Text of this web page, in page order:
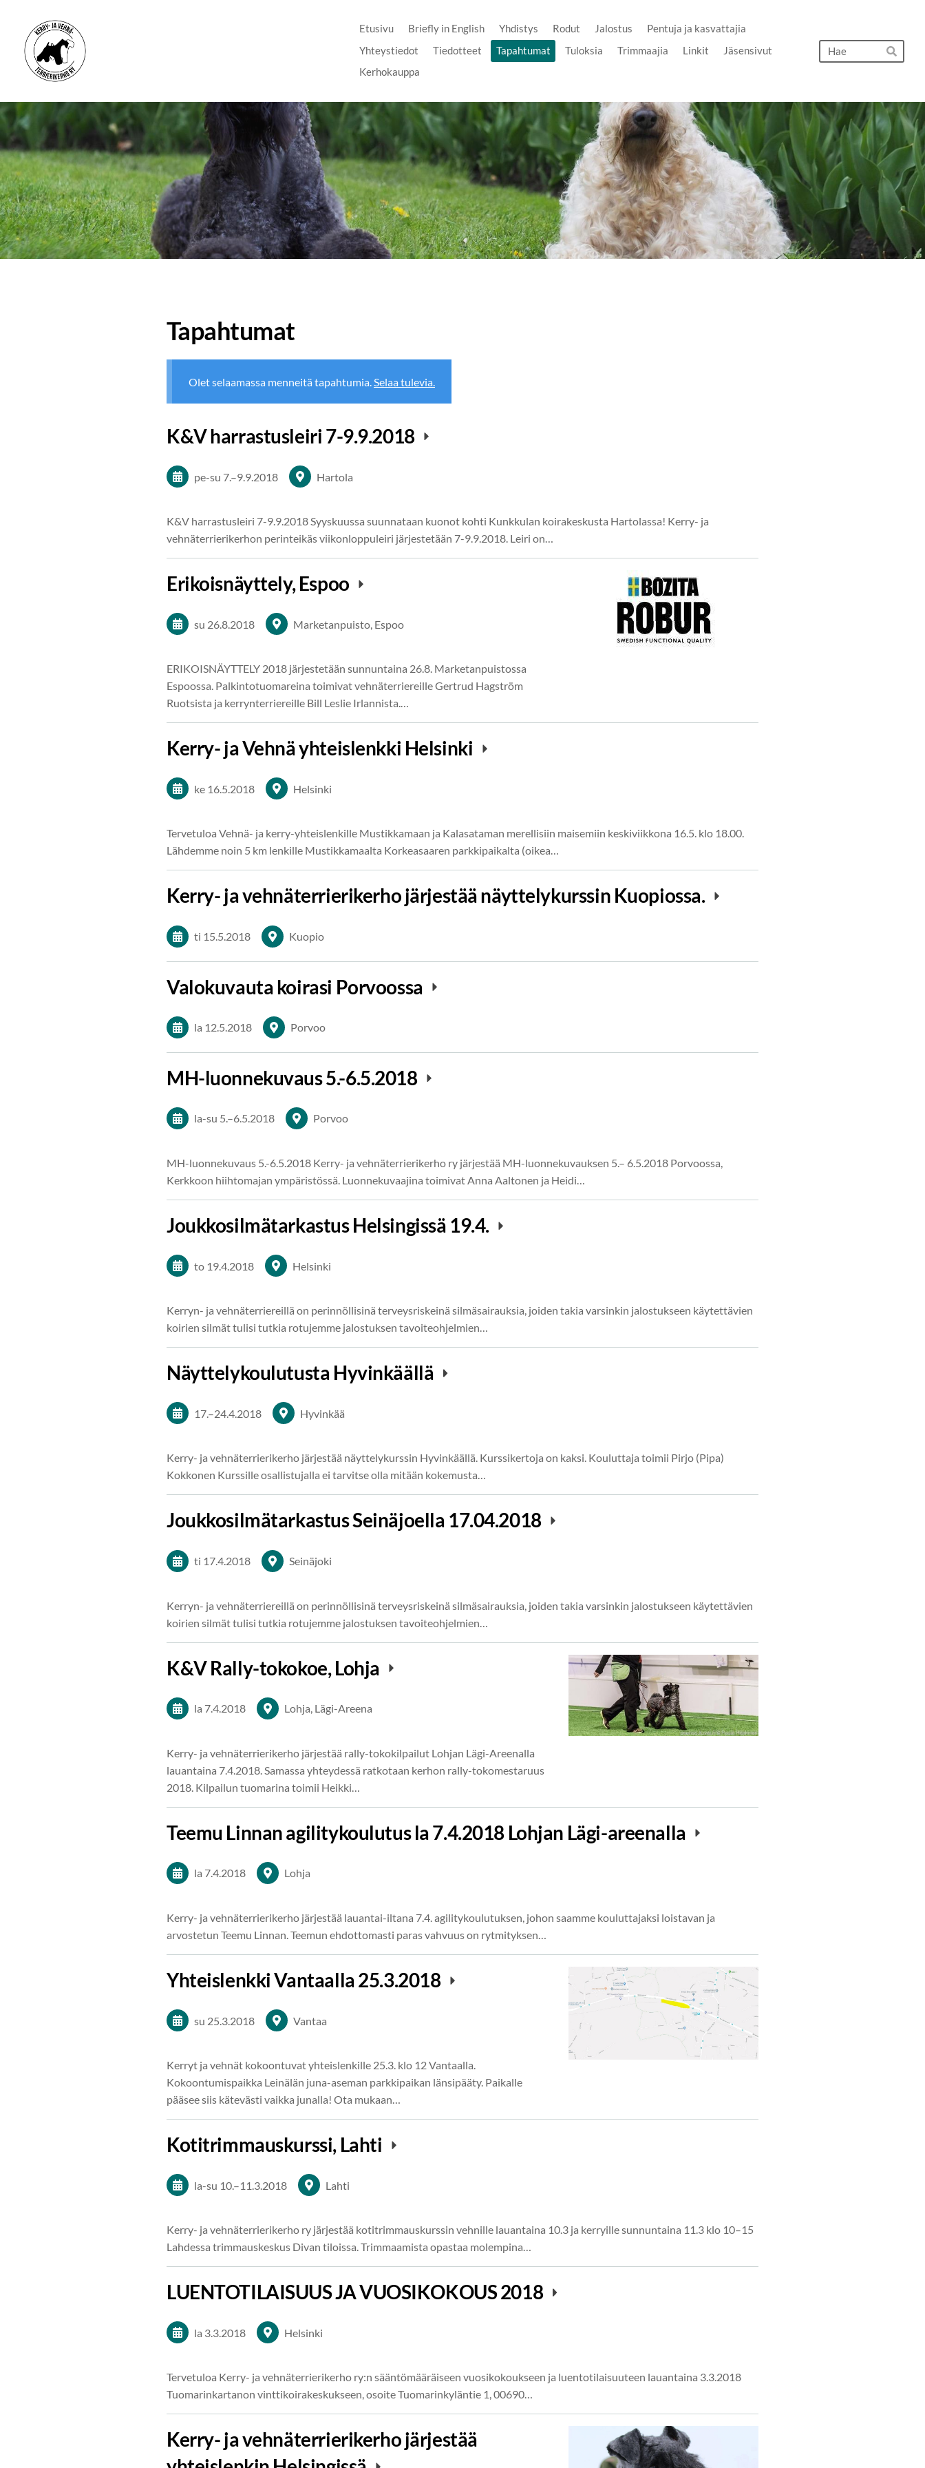
sivun
sisältöön
Kerry- ja vehnäterrierikerho
Etusivu Briefly in English Yhdistys Rodut Jalostus
Pentuja ja kasvattajia
Yhteystiedot
Tiedotteet Tapahtumat Tuloksia Trimmaajia Linkit
Jäsensivut
Kerhokauppa
Hae
Tapahtumat
Olet selaamassa menneitä tapahtumia. Selaa tulevia.
K&V harrastusleiri 7-9.9.2018
pe-su 7.–9.9.2018 Hartola
K&V harrastusleiri 7-9.9.2018 Syyskuussa suunnataan kuonot kohti Kunkkulan koirakeskusta Hartolassa! Kerry- ja
vehnäterrierikerhon perinteikäs viikonloppuleiri järjestetään 7-9.9.2018. Leiri on…
Erikoisnäyttely, Espoo
su 26.8.2018 Marketanpuisto, Espoo
ERIKOISNÄYTTELY 2018 järjestetään sunnuntaina 26.8. Marketanpuistossa
Espoossa. Palkintotuomareina toimivat vehnäterriereille Gertrud Hagström
Ruotsista ja kerrynterriereille Bill Leslie Irlannista.…
Kerry- ja Vehnä yhteislenkki Helsinki
ke 16.5.2018 Helsinki
Tervetuloa Vehnä- ja kerry-yhteislenkille Mustikkamaan ja Kalasataman merellisiin maisemiin keskiviikkona 16.5. klo 18.00.
Lähdemme noin 5 km lenkille Mustikkamaalta Korkeasaaren parkkipaikalta (oikea…
Kerry- ja vehnäterrierikerho järjestää näyttelykurssin Kuopiossa.
ti 15.5.2018 Kuopio
Valokuvauta koirasi Porvoossa
la 12.5.2018 Porvoo
MH-luonnekuvaus 5.-6.5.2018
la-su 5.–6.5.2018 Porvoo
MH-luonnekuvaus 5.-6.5.2018 Kerry- ja vehnäterrierikerho ry järjestää MH-luonnekuvauksen 5.– 6.5.2018 Porvoossa,
Kerkkoon hiihtomajan ympäristössä. Luonnekuvaajina toimivat Anna Aaltonen ja Heidi…
Joukkosilmätarkastus Helsingissä 19.4.
to 19.4.2018 Helsinki
Kerryn- ja vehnäterriereillä on perinnöllisinä terveysriskeinä silmäsairauksia, joiden takia varsinkin jalostukseen käytettävien
koirien silmät tulisi tutkia rotujemme jalostuksen tavoiteohjelmien…
Näyttelykoulutusta Hyvinkäällä
17.–24.4.2018 Hyvinkää
Kerry- ja vehnäterrierikerho järjestää näyttelykurssin Hyvinkäällä. Kurssikertoja on kaksi. Kouluttaja toimii Pirjo (Pipa)
Kokkonen Kurssille osallistujalla ei tarvitse olla mitään kokemusta…
Joukkosilmätarkastus Seinäjoella 17.04.2018
ti 17.4.2018 Seinäjoki
Kerryn- ja vehnäterriereillä on perinnöllisinä terveysriskeinä silmäsairauksia, joiden takia varsinkin jalostukseen käytettävien
koirien silmät tulisi tutkia rotujemme jalostuksen tavoiteohjelmien…
K&V Rally-tokokoe, Lohja
la 7.4.2018 Lohja, Lägi-Areena
Kerry- ja vehnäterrierikerho järjestää rally-tokokilpailut Lohjan Lägi-Areenalla
lauantaina 7.4.2018. Samassa yhteydessä ratkotaan kerhon rally-tokomestaruus
2018. Kilpailun tuomarina toimii Heikki…
Teemu Linnan agilitykoulutus la 7.4.2018 Lohjan Lägi-areenalla
la 7.4.2018 Lohja
Kerry- ja vehnäterrierikerho järjestää lauantai-iltana 7.4. agilitykoulutuksen, johon saamme kouluttajaksi loistavan ja
arvostetun Teemu Linnan. Teemun ehdottomasti paras vahvuus on rytmityksen…
Yhteislenkki Vantaalla 25.3.2018
su 25.3.2018 Vantaa
Kerryt ja vehnät kokoontuvat yhteislenkille 25.3. klo 12 Vantaalla.
Kokoontumispaikka Leinälän juna-aseman parkkipaikan länsipääty. Paikalle
pääsee siis kätevästi vaikka junalla! Ota mukaan…
Kotitrimmauskurssi, Lahti
la-su 10.–11.3.2018 Lahti
Kerry- ja vehnäterrierikerho ry järjestää kotitrimmauskurssin vehnille lauantaina 10.3 ja kerryille sunnuntaina 11.3 klo 10–15
Lahdessa trimmauskeskus Divan tiloissa. Trimmaamista opastaa molempina…
LUENTOTILAISUUS JA VUOSIKOKOUS 2018
la 3.3.2018 Helsinki
Tervetuloa Kerry- ja vehnäterrierikerho ry:n sääntömääräiseen vuosikokoukseen ja luentotilaisuuteen lauantaina 3.3.2018
Tuomarinkartanon vinttikoirakeskukseen, osoite Tuomarinkyläntie 1, 00690…
Kerry- ja vehnäterrierikerho järjestää